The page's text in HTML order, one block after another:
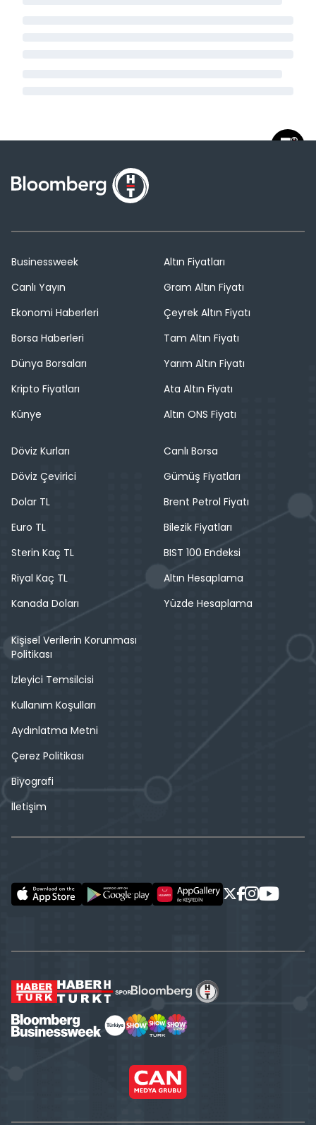
Businessweek
Canlı Yayın
Ekonomi Haberleri
Borsa Haberleri
Dünya Borsaları
Kripto Fiyatları
Künye
Altın Fiyatları
Gram Altın Fiyatı
Çeyrek Altın Fiyatı
Tam Altın Fiyatı
Yarım Altın Fiyatı
Ata Altın Fiyatı
Altın ONS Fiyatı
Döviz Kurları
Döviz Çevirici
Dolar TL
Euro TL
Sterin Kaç TL
Riyal Kaç TL
Kanada Doları
Canlı Borsa
Gümüş Fiyatları
Brent Petrol Fiyatı
Bilezik Fiyatları
BIST 100 Endeksi
Altın Hesaplama
Yüzde Hesaplama
Kişisel Verilerin Korunması
Politikası
İzleyici Temsilcisi
Kullanım Koşulları
Aydınlatma Metni
Çerez Politikası
Biyografi
İletişim